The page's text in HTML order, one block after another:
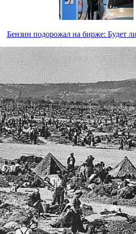
Бензин подорожал на бирже: Будет